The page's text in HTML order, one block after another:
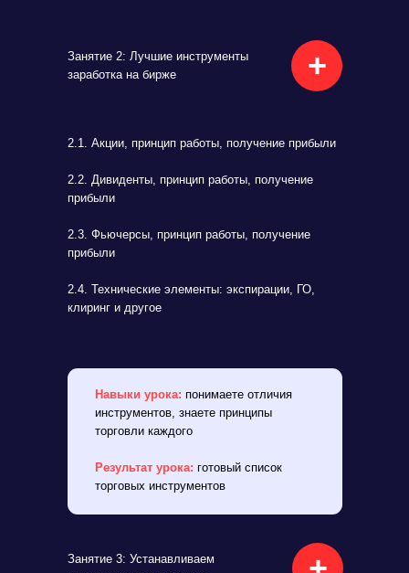
Занятие 2: Лучшие инструменты
заработка на бирже
+
2.1. Акции, принцип работы, получение прибыли
2.2. Дивиденты, принцип работы, получение
прибыли
2.3. Фьючерсы, принцип работы, получение
прибыли
2.4. Технические элементы: экспирации, ГО,
клиринг и другое
Навыки урока: понимаете отличия
инструментов, знаете принципы
торговли каждого
Результат урока: готовый список
торговых инструментов
Занятие 3: Устанавливаем